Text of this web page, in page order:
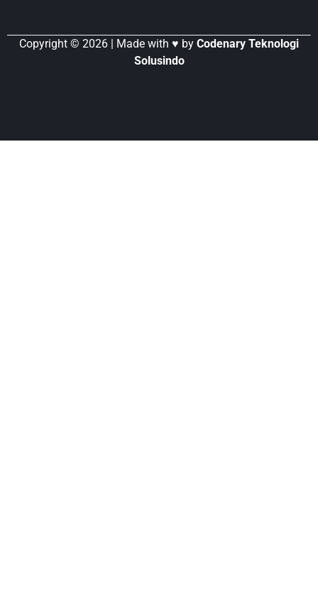
Copyright © 2026 | Made with ♥ by Codenary Teknologi
Solusindo